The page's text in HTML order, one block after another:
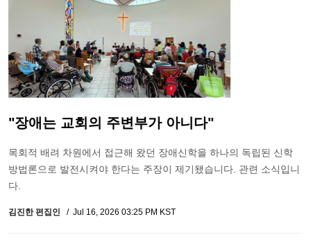
"장애는 교회의 주변부가 아니다"
목회적 배려 차원에서 접근해 왔던 장애신학을 하나의 독립된 신학
방법론으로 발전시켜야 한다는 주장이 제기됐습니다. 관련 소식입니
다.
김진한 편집인 Jul 16, 2026 03:25 PM KST